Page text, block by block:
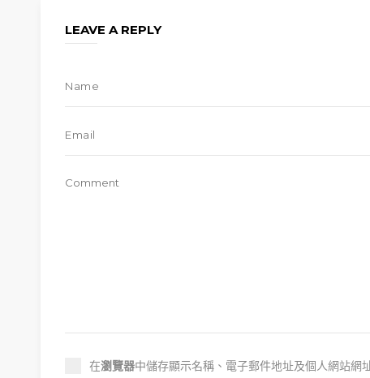
LEAVE A REPLY
在瀏覽器中儲存顯示名稱、電子郵件地址及個人網站網